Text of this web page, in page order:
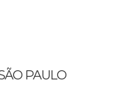
PAULO